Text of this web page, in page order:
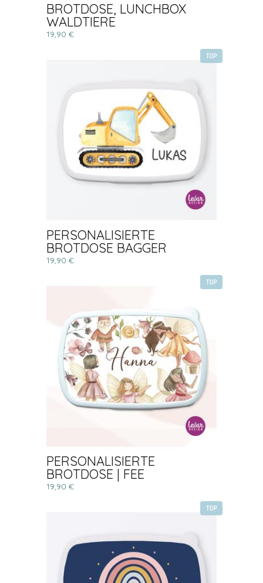
BROTDOSE, LUNCHBOX
WALDTIERE
19,90 €
TOP
PERSONALISIERTE
BROTDOSE BAGGER
19,90 €
TOP
PERSONALISIERTE
BROTDOSE | FEE
19,90 €
TOP